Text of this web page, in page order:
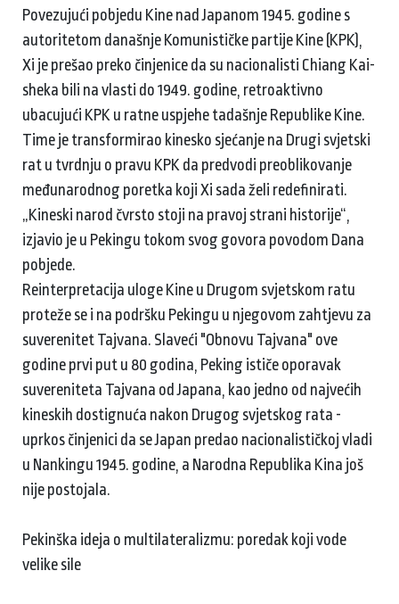
Povezujući pobjedu Kine nad Japanom 1945. godine s
autoritetom današnje Komunističke partije Kine (KPK),
Xi je prešao preko činjenice da su nacionalisti Chiang Kai-
sheka bili na vlasti do 1949. godine, retroaktivno
ubacujući KPK u ratne uspjehe tadašnje Republike Kine.
Time je transformirao kinesko sjećanje na Drugi svjetski
rat u tvrdnju o pravu KPK da predvodi preoblikovanje
međunarodnog poretka koji Xi sada želi redefinirati.
„Kineski narod čvrsto stoji na pravoj strani historije“,
izjavio je u Pekingu tokom svog govora povodom Dana
pobjede.
Reinterpretacija uloge Kine u Drugom svjetskom ratu
proteže se i na podršku Pekingu u njegovom zahtjevu za
suverenitet Tajvana. Slaveći "Obnovu Tajvana" ove
godine prvi put u 80 godina, Peking ističe oporavak
suvereniteta Tajvana od Japana, kao jedno od najvećih
kineskih dostignuća nakon Drugog svjetskog rata -
uprkos činjenici da se Japan predao nacionalističkoj vladi
u Nankingu 1945. godine, a Narodna Republika Kina još
nije postojala.
Pekinška ideja o multilateralizmu: poredak koji vode
velike sile